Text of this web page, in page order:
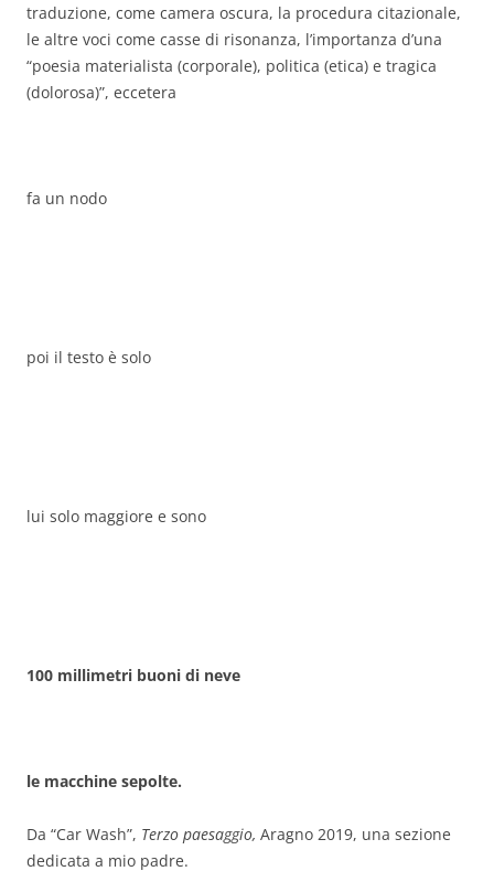
traduzione, come camera oscura, la procedura citazionale,
le altre voci come casse di risonanza, l’importanza d’una
“poesia materialista (corporale), politica (etica) e tragica
(dolorosa)”, eccetera
fa un nodo
poi il testo è solo
lui solo maggiore e sono
100 millimetri buoni di neve
le macchine sepolte.
Da “Car Wash”, Terzo paesaggio, Aragno 2019, una sezione
dedicata a mio padre.